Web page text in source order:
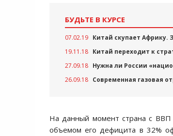
БУДЬТЕ В КУРСЕ
07.02.19 Китай скупает Африку.
19.11.18 Китай переходит к
27.09.18 Нужна ли России
26.09.18 Современная газовая
На данный момент страна с ВВП
объемом его дефицита в 32%